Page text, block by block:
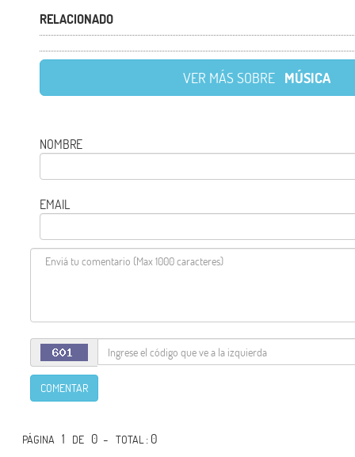
RELACIONADO
VER MÁS SOBRE MÚSICA
NOMBRE
EMAIL
COMENTAR
PÁGINA 1 DE 0 -TOTAL: 0